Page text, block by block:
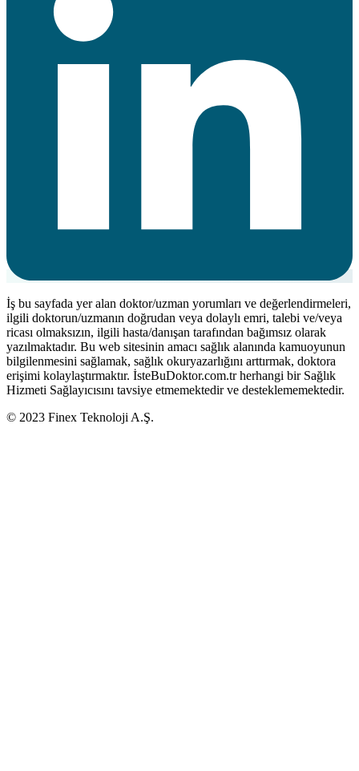
İş bu sayfada yer alan doktor/uzman yorumları ve değerlendirmeleri,
ilgili doktorun/uzmanın doğrudan veya dolaylı emri, talebi ve/veya
ricası olmaksızın, ilgili hasta/danışan tarafından bağımsız olarak
yazılmaktadır. Bu web sitesinin amacı sağlık alanında kamuoyunun
bilgilenmesini sağlamak, sağlık okuryazarlığını arttırmak, doktora
erişimi kolaylaştırmaktır. İsteBuDoktor.com.tr herhangi bir Sağlık
Hizmeti Sağlayıcısını tavsiye etmemektedir ve desteklememektedir.
© 2023 Finex Teknoloji A.Ş.